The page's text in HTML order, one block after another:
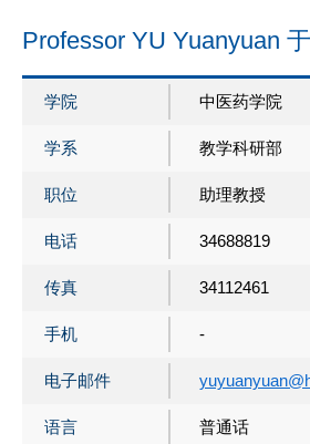
Professor YU Yuanyuan
学院 中医药学院
学系 教学科研部
职位 助理教授
电话 34688819
传真 34112461
手机 -
电子邮件
语言 普通话